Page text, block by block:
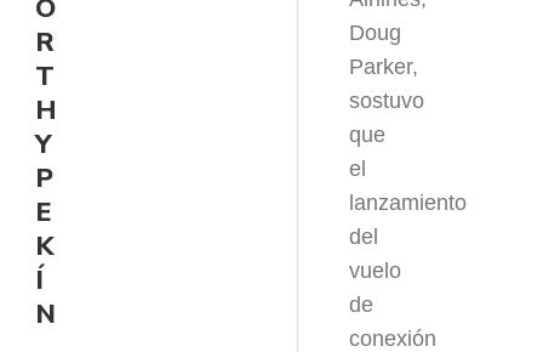
O
R
T
H
Y
P
E
K
Í
N
Doug
Parker,
sostuvo
que
el
lanzamiento
del
vuelo
de
conexión